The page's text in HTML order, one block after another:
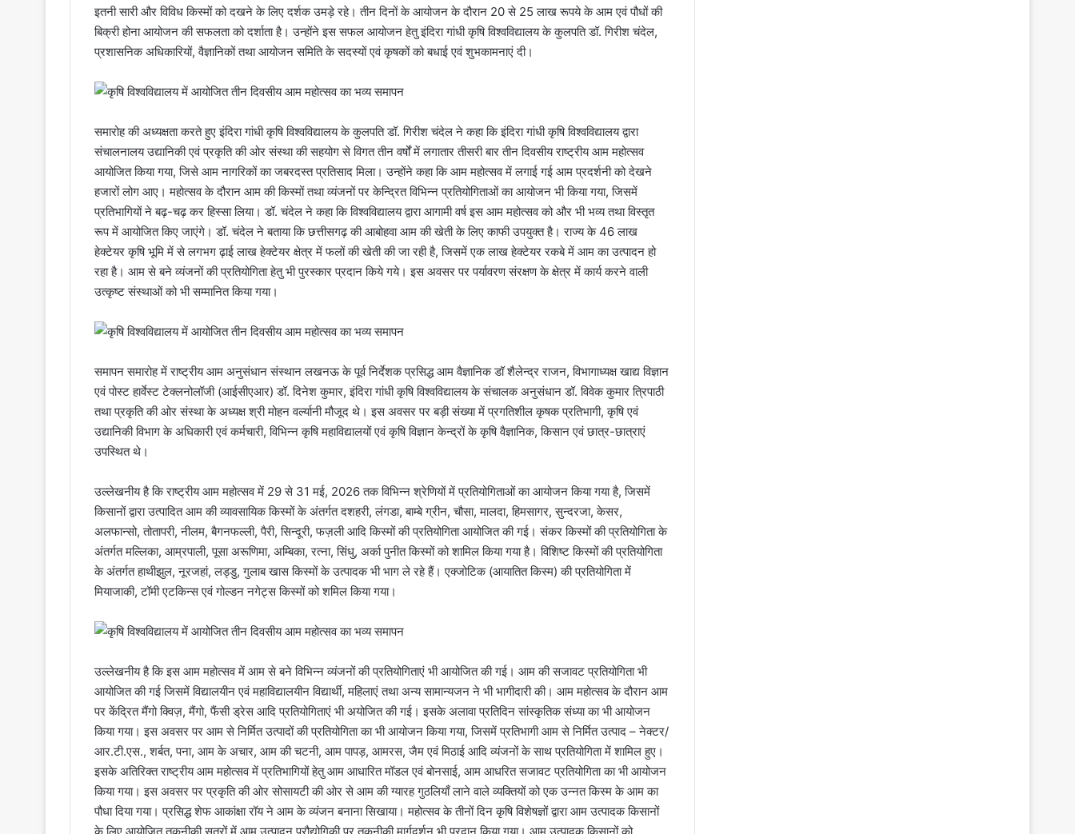
इतनी सारी और विविध किस्मों को दखने के लिए दर्शक उमड़े रहे। तीन दिनों के आयोजन के दौरान 20 से 25 लाख रूपये के आम एवं पौधों की
बिक्री होना आयोजन की सफलता को दर्शाता है। उन्होंने इस सफल आयोजन हेतु इंदिरा गांधी कृषि विश्वविद्यालय के कुलपति डॉ. गिरीश चंदेल,
प्रशासनिक अधिकारियों, वैज्ञानिकों तथा आयोजन समिति के सदस्यों एवं कृषकों को बधाई एवं शुभकामनाएं दी।
समारोह की अध्यक्षता करते हुए इंदिरा गांधी कृषि विश्वविद्यालय के कुलपति डॉ. गिरीश चंदेल ने कहा कि इंदिरा गांधी कृषि विश्वविद्यालय द्वारा
संचालनालय उद्यानिकी एवं प्रकृति की ओर संस्था की सहयोग से विगत तीन वर्षों में लगातार तीसरी बार तीन दिवसीय राष्ट्रीय आम महोत्सव
आयोजित किया गया, जिसे आम नागरिकों का जबरदस्त प्रतिसाद मिला। उन्होंने कहा कि आम महोत्सव में लगाई गई आम प्रदर्शनी को देखने
हजारों लोग आए। महोत्सव के दौरान आम की किस्मों तथा व्यंजनों पर केन्द्रित विभिन्न प्रतियोगिताओं का आयोजन भी किया गया, जिसमें
प्रतिभागियों ने बढ़-चढ़ कर हिस्सा लिया। डॉ. चंदेल ने कहा कि विश्वविद्यालय द्वारा आगामी वर्ष इस आम महोत्सव को और भी भव्य तथा विस्तृत
रूप में आयोजित किए जाएंगे। डॉ. चंदेल ने बताया कि छत्तीसगढ़ की आबोहवा आम की खेती के लिए काफी उपयुक्त है। राज्य के 46 लाख
हेक्टेयर कृषि भूमि में से लगभग ढ़ाई लाख हेक्टेयर क्षेत्र में फलों की खेती की जा रही है, जिसमें एक लाख हेक्टेयर रकबे में आम का उत्पादन हो
रहा है। आम से बने व्यंजनों की प्रतियोगिता हेतु भी पुरस्कार प्रदान किये गये। इस अवसर पर पर्यावरण संरक्षण के क्षेत्र में कार्य करने वाली
उत्कृष्ट संस्थाओं को भी सम्मानित किया गया।
समापन समारोह में राष्ट्रीय आम अनुसंधान संस्थान लखनऊ के पूर्व निर्देशक प्रसिद्ध आम वैज्ञानिक डॉ शैलेन्द्र राजन, विभागाध्यक्ष खाद्य विज्ञान
एवं पोस्ट हार्वेस्ट टेक्लनोलॉजी (आईसीएआर) डॉ. दिनेश कुमार, इंदिरा गांधी कृषि विश्वविद्यालय के संचालक अनुसंधान डॉ. विवेक कुमार त्रिपाठी
तथा प्रकृति की ओर संस्था के अध्यक्ष श्री मोहन वर्ल्यानी मौजूद थे। इस अवसर पर बड़ी संख्या में प्रगतिशील कृषक प्रतिभागी, कृषि एवं
उद्यानिकी विभाग के अधिकारी एवं कर्मचारी, विभिन्न कृषि महाविद्यालयों एवं कृषि विज्ञान केन्द्रों के कृषि वैज्ञानिक, किसान एवं छात्र-छात्राएं
उपस्थित थे।
उल्लेखनीय है कि राष्ट्रीय आम महोत्सव में 29 से 31 मई, 2026 तक विभिन्न श्रेणियों में प्रतियोगिताओं का आयोजन किया गया है, जिसमें
किसानों द्वारा उत्पादित आम की व्यावसायिक किस्मों के अंतर्गत दशहरी, लंगडा, बाम्बे ग्रीन, चौसा, मालदा, हिमसागर, सुन्दरजा, केसर,
अलफान्सो, तोतापरी, नीलम, बैगनफल्ली, पैरी, सिन्दूरी, फज़ली आदि किस्मों की प्रतियोगिता आयोजित की गई। संकर किस्मों की प्रतियोगिता के
अंतर्गत मल्लिका, आम्रपाली, पूसा अरूणिमा, अम्बिका, रत्ना, सिंधु, अर्का पुनीत किस्मों को शामिल किया गया है। विशिष्ट किस्मों की प्रतियोगिता
के अंतर्गत हाथीझुल, नूरजहां, लड्डु, गुलाब खास किस्मों के उत्पादक भी भाग ले रहे हैं। एक्जोटिक (आयातित किस्म) की प्रतियोगिता में
मियाजाकी, टॉमी एटकिन्स एवं गोल्डन नगेट्स किस्मों को शमिल किया गया।
उल्लेखनीय है कि इस आम महोत्सव में आम से बने विभिन्न व्यंजनों की प्रतियोगिताएं भी आयोजित की गई। आम की सजावट प्रतियोगिता भी
आयोजित की गई जिसमें विद्यालयीन एवं महाविद्यालयीन विद्यार्थी, महिलाएं तथा अन्य सामान्यजन ने भी भागीदारी की। आम महोत्सव के दौरान आम
पर केंद्रित मैंगो क्विज़, मैंगो, फैंसी ड्रेस आदि प्रतियोगिताएं भी अयोजित की गई। इसके अलावा प्रतिदिन सांस्कृतिक संध्या का भी आयोजन
किया गया। इस अवसर पर आम से निर्मित उत्पादों की प्रतियोगिता का भी आयोजन किया गया, जिसमें प्रतिभागी आम से निर्मित उत्पाद – नेक्टर/
आर.टी.एस., शर्बत, पना, आम के अचार, आम की चटनी, आम पापड़, आमरस, जैम एवं मिठाई आदि व्यंजनों के साथ प्रतियोगिता में शामिल हुए।
इसके अतिरिक्त राष्ट्रीय आम महोत्सव में प्रतिभागियों हेतु आम आधारित मॉडल एवं बोनसाई, आम आधरित सजावट प्रतियोगिता का भी आयोजन
किया गया। इस अवसर पर प्रकृति की ओर सोसायटी की ओर से आम की ग्यारह गुठलियाँ लाने वाले व्यक्तियों को एक उन्नत किस्म के आम का
पौधा दिया गया। प्रसिद्ध शेफ आकांक्षा रॉय ने आम के व्यंजन बनाना सिखाया। महोत्सव के तीनों दिन कृषि विशेषज्ञों द्वारा आम उत्पादक किसानों